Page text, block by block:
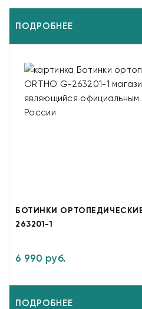
ПОДРОБНЕЕ
БОТИНКИ ОРТОПЕДИЧЕСКИЕ
263201-1
6 990 руб.
ПОДРОБНЕЕ